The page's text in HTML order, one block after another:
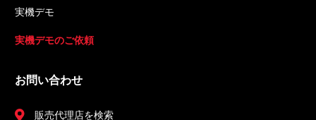
実機デモ
実機デモのご依頼
お問い合わせ
販売代理店を検索